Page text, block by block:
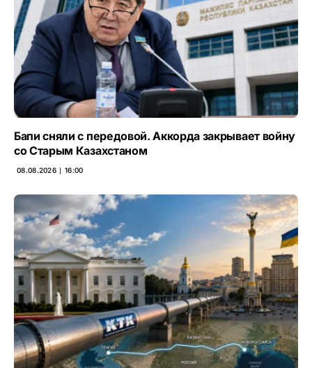
Бапи сняли с передовой. Аккорда закрывает войну
со Старым Казахстаном
08.08.2026 ∣ 16:00